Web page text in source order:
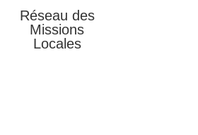
Réseau des
Missions
Locales